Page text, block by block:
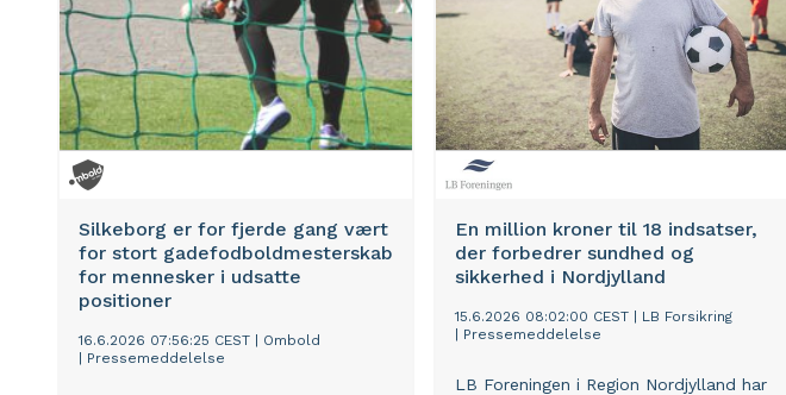
Silkeborg er for fjerde gang vært
for stort gadefodboldmesterskab
for mennesker i udsatte
positioner
16.6.2026 07:56:25 CEST
Ombold
Pressemeddelelse
En million kroner til 18 indsatser,
der forbedrer sundhed og
sikkerhed i Nordjylland
15.6.2026 08:02:00 CEST
LB Forsikring
Pressemeddelelse
LB Foreningen i Region Nordjylland har